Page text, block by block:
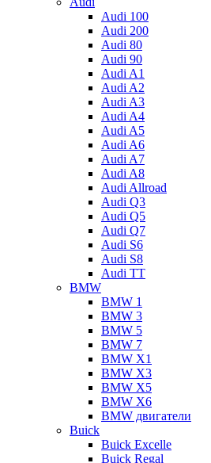
Audi 100
Audi 200
Audi 80
Audi 90
Audi A1
Audi A2
Audi A3
Audi A4
Audi A5
Audi A6
Audi A7
Audi A8
Audi Allroad
Audi Q3
Audi Q5
Audi Q7
Audi S6
Audi S8
Audi TT
BMW
BMW 1
BMW 3
BMW 5
BMW 7
BMW X1
BMW X3
BMW X5
BMW X6
BMW двигатели
Buick
Buick Excelle
Buick Regal